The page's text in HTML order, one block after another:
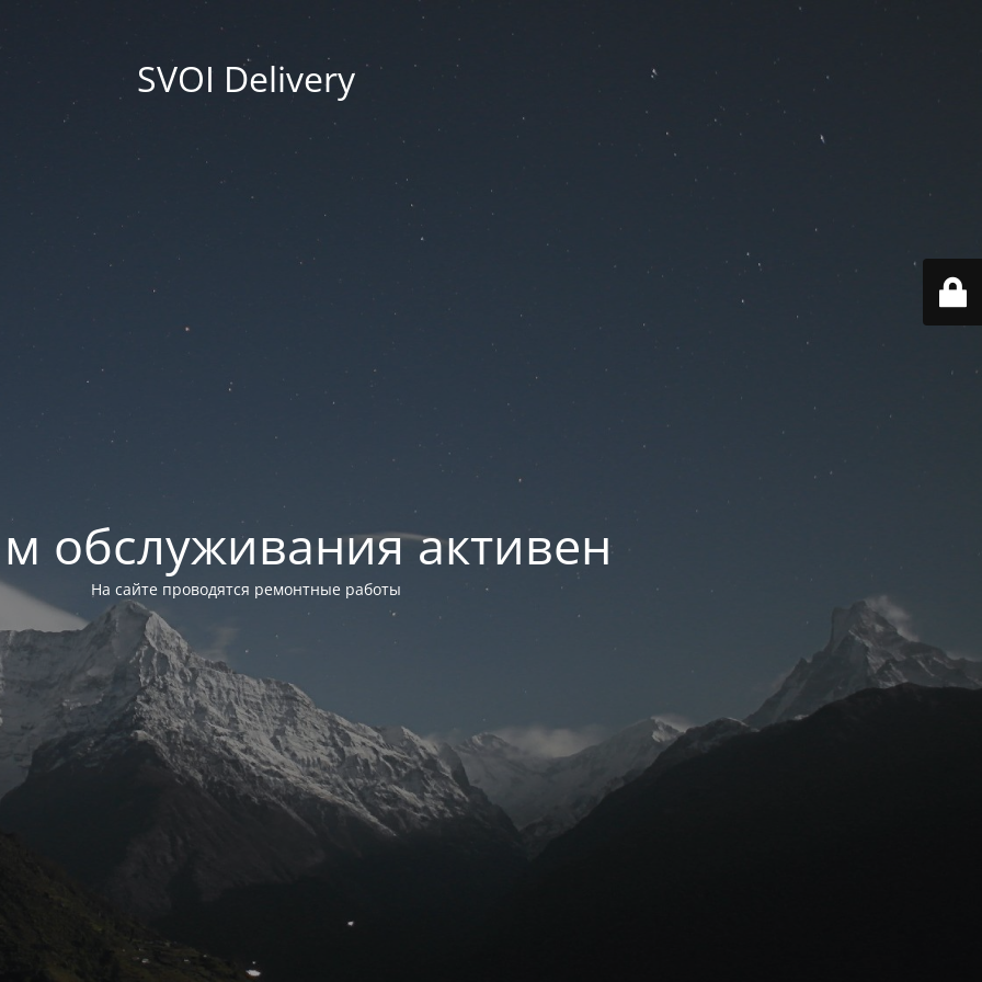
SVOI Delivery
обслуживания активен
На сайте проводятся ремонтные работы